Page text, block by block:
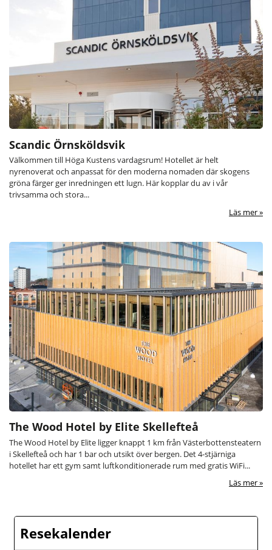
Scandic Örnsköldsvik
Välkommen till Höga Kustens vardagsrum! Hotellet är helt
nyrenoverat och anpassat för den moderna nomaden där skogens
gröna färger ger inredningen ett lugn. Här kopplar du av i vår
trivsamma och stora...
Läs mer
The Wood Hotel by Elite Skellefteå
The Wood Hotel by Elite ligger knappt 1 km från Västerbottensteatern
i Skellefteå och har 1 bar och utsikt över bergen. Det 4-stjärniga
hotellet har ett gym samt luftkonditionerade rum med gratis WiFi...
Läs mer
Resekalender